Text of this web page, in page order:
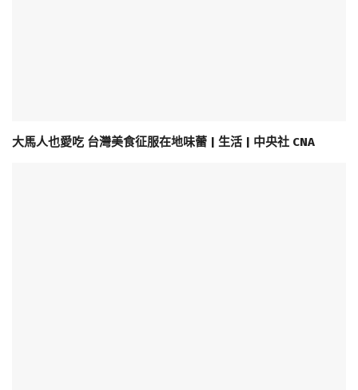
大馬人也愛吃 台灣美食征服在地味蕾 | 生活 | 中央社 CNA